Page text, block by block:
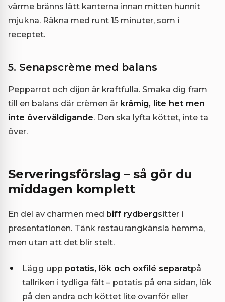
värme bränns lätt kanterna innan mitten hunnit
mjukna. Räkna med runt 15 minuter, som i
receptet.
5. Senapscrème med balans
Pepparrot och dijon är kraftfulla. Smaka dig fram
till en balans där crèmen är krämig, lite het men
inte överväldigande. Den ska lyfta köttet, inte ta
över.
Serveringsförslag – så gör du
middagen komplett
En del av charmen med biff rydbergsitter i
presentationen. Tänk restaurangkänsla hemma,
men utan att det blir stelt.
Lägg upp potatis, lök och oxfilé separatpå
tallriken i tydliga fält – potatis på ena sidan, lök
på den andra och köttet lite ovanför eller